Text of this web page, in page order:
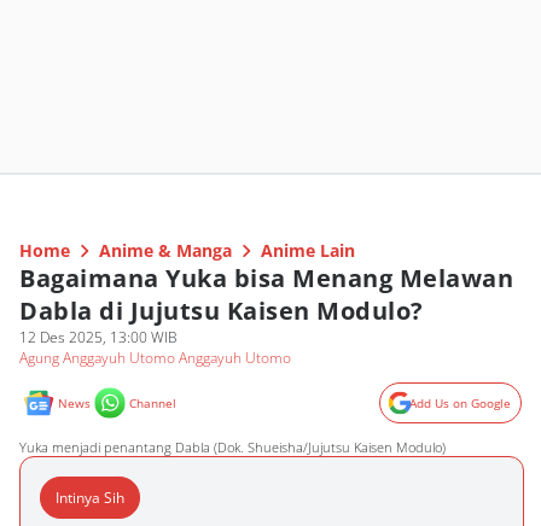
Home Anime & Manga Anime Lain
Bagaimana Yuka bisa Menang Melawan
Dabla di Jujutsu Kaisen Modulo?
12 Des 2025, 13:00 WIB
Agung Anggayuh Utomo Anggayuh Utomo
News Channel Add Us on Google
Yuka menjadi penantang Dabla (Dok. Shueisha/Jujutsu Kaisen Modulo)
Intinya Sih